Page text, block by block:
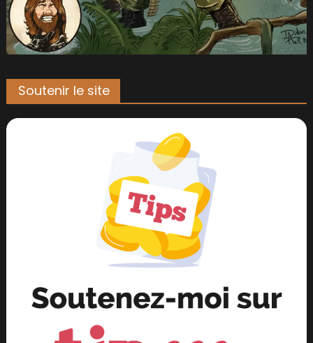
Soutenir le site